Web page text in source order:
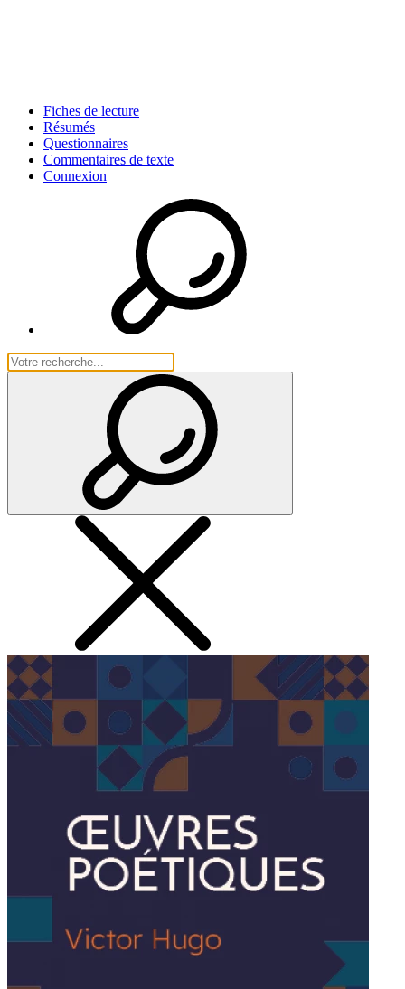
Fiches de lecture
Résumés
Questionnaires
Commentaires de texte
Connexion